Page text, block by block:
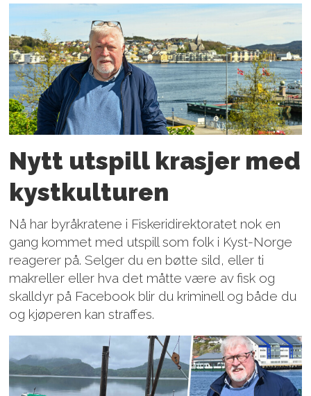
Nytt utspill krasjer med
kystkulturen
Nå har byråkratene i Fiskeridirektoratet nok en
gang kommet med utspill som folk i Kyst-Norge
reagerer på. Selger du en bøtte sild, eller ti
makreller eller hva det måtte være av fisk og
skalldyr på Facebook blir du kriminell og både du
og kjøperen kan straffes.